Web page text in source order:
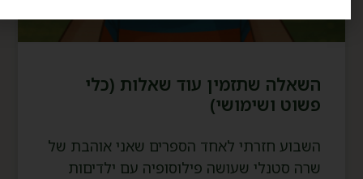
השאלה שתזמין עוד שאלות (כלי
פשוט ושימושי)
השבוע חזרתי לאחד הספרים שאני אוהבת של
שרה סטנלי שעושה פילוסופיה עם ילדיםות